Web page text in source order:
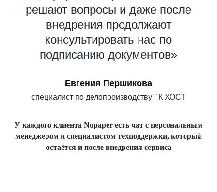
решают вопросы и даже после
внедрения продолжают
консультировать нас по
подписанию документов»
Евгения Першикова
специалист по делопроизводству ГК ХОСТ
У каждого клиента Nopaper есть чат с персональным
менеджером и специалистом техподдержки, который
остаётся и после внедрения сервиса